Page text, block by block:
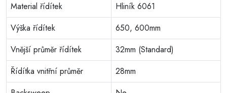
Material řídítek
Hliník 6061
Výška řídítek
650, 600mm
Vnější průměr řídítek
32mm (Standard)
Řídítka vnitřní průměr
28mm